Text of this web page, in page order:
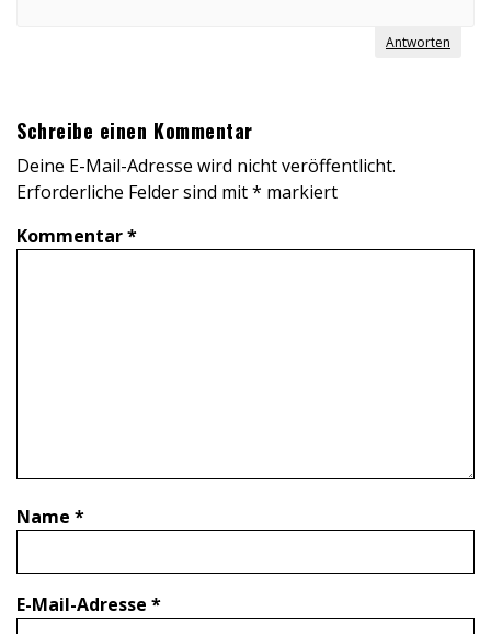
Antworten
Schreibe einen Kommentar
Deine E-Mail-Adresse wird nicht veröffentlicht.
Erforderliche Felder sind mit* markiert
Kommentar*
Name *
E-Mail-Adresse *